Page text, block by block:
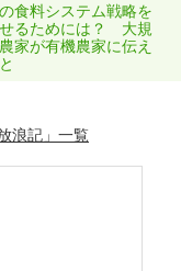
食料システム戦略を
るためには？ 大規
家が有機農家に伝え
浪記」